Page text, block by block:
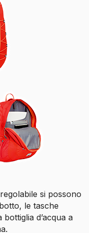
si possono
le tasche
d’acqua a